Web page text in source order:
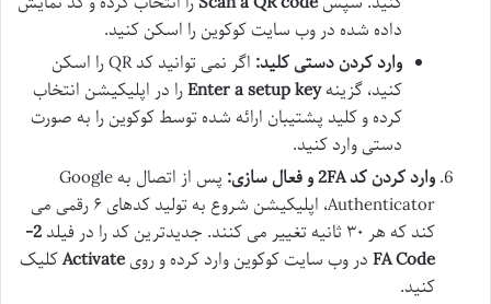
داده شده در وب سایت کوکوین را اسکن کنید.
وارد کردن دستی کلید:
اگر نمی توانید کد QR را اسکن
کنید، گزینهEnter a setup keyرا در اپلیکیشن انتخاب
کرده و کلید پشتیبان ارائه شده توسط کوکوین را به صورت
دستی وارد کنید.
وارد کردن کد 2FA و فعال سازی:
پس از اتصال به Google
Authenticator، اپلیکیشن شروع به تولید کدهای ۶ رقمی می
کند که هر ۳۰ ثانیه تغییر می کنند. جدیدترین کد را در فیلد
2-
FA Codeدر وب سایت کوکوین وارد کرده و رویActivateکلیک
کنید.